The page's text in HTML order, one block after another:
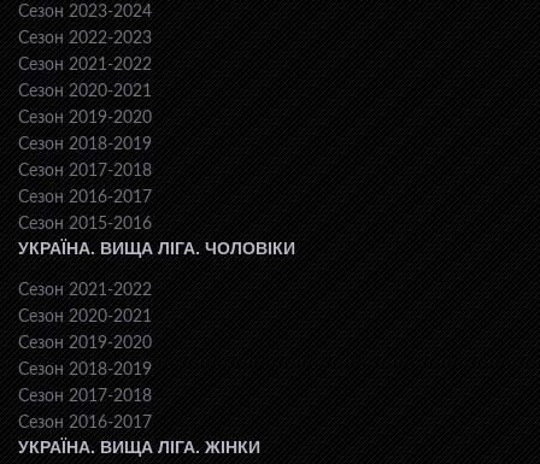
Сезон 2023-2024
Сезон 2022-2023
Сезон 2021-2022
Сезон 2020-2021
Сезон 2019-2020
Сезон 2018-2019
Сезон 2017-2018
Сезон 2016-2017
Сезон 2015-2016
УКРАЇНА. ВИЩА ЛІГА. ЧОЛОВІКИ
Сезон 2021-2022
Сезон 2020-2021
Сезон 2019-2020
Сезон 2018-2019
Сезон 2017-2018
Сезон 2016-2017
УКРАЇНА. ВИЩА ЛІГА. ЖІНКИ